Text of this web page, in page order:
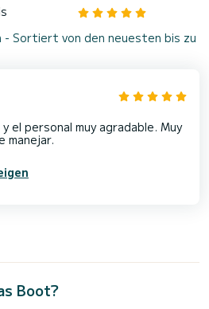
- Sortiert von den neuesten bis zu
el personal muy agradable. Muy
manejar.
Boot?